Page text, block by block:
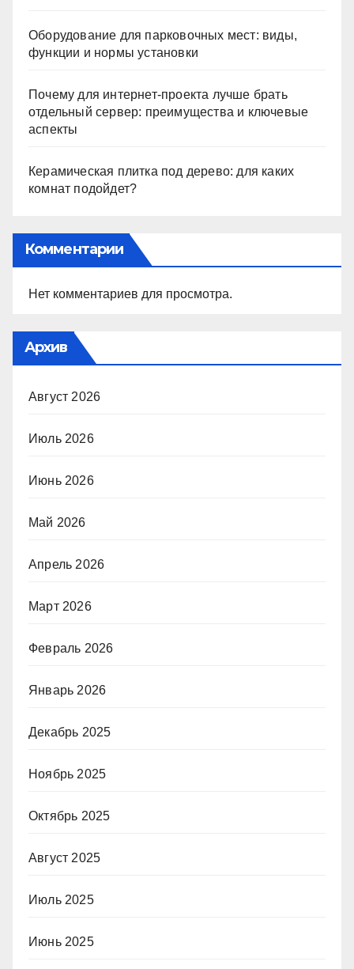
Оборудование для парковочных мест: виды,
функции и нормы установки
Почему для интернет-проекта лучше брать
отдельный сервер: преимущества и ключевые
аспекты
Керамическая плитка под дерево: для каких
комнат подойдет?
Комментарии
Нет комментариев для просмотра.
Архив
Август 2026
Июль 2026
Июнь 2026
Май 2026
Апрель 2026
Март 2026
Февраль 2026
Январь 2026
Декабрь 2025
Ноябрь 2025
Октябрь 2025
Август 2025
Июль 2025
Июнь 2025